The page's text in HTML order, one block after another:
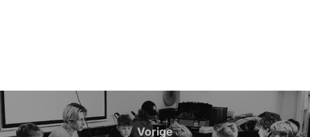
Bericht
Vorige
Vorige